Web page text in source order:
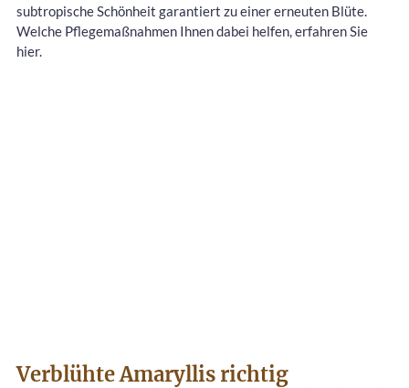
subtropische Schönheit garantiert zu einer erneuten Blüte.
Welche Pflegemaßnahmen Ihnen dabei helfen, erfahren Sie
hier.
Verblühte Amaryllis richtig